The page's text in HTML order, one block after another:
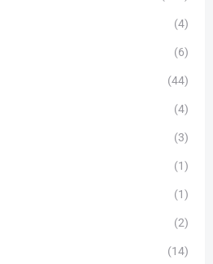
(4)
(6)
(44)
(4)
(3)
(1)
(1)
(2)
(14)